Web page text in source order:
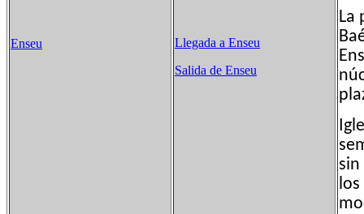
Enseu
Llegada a Enseu
Salida de Enseu
La